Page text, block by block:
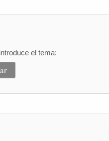
el tema: